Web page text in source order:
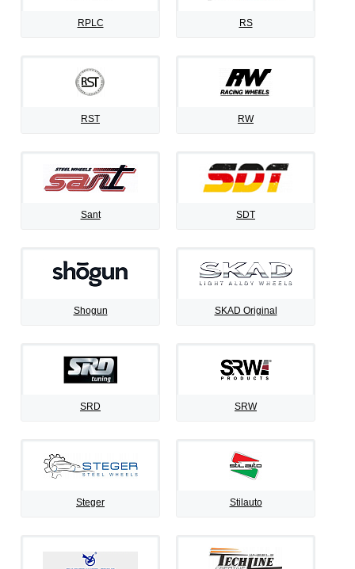
RPLC RS
RST RW
Sant SDT
Shogun SKAD Original
SRD SRW
Steger Stilauto